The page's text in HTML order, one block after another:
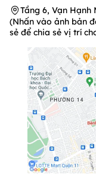
Tầng 6, Vạn Hạnh
(Nhấn vào ảnh bản
sẻ để chia sẻ vị trí